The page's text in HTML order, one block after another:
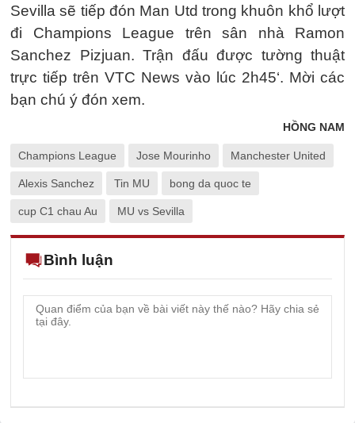
Sevilla sẽ tiếp đón Man Utd trong khuôn khổ lượt
đi Champions League trên sân nhà Ramon
Sanchez Pizjuan. Trận đấu được tường thuật
trực tiếp trên VTC News vào lúc 2h45‘. Mời các
bạn chú ý đón xem.
HỒNG NAM
Champions League Jose Mourinho Manchester United
Alexis Sanchez Tin MU bong da quoc te
cup C1 chau Au MU vs Sevilla
Bình luận